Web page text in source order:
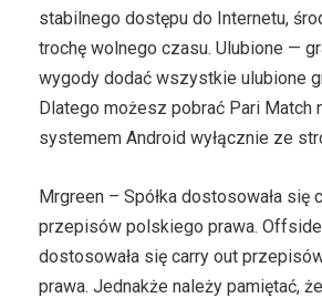
stabilnego dostępu do Internetu,
trochę wolnego czasu. Ulubione —
wygody dodać wszystkie ulubione
Dlatego możesz pobrać Pari Match
systemem Android wyłącznie ze
Mrgreen – Spółka dostosowała się
przepisów polskiego prawa.
dostosowała się carry out
prawa. Jednakże należy pamiętać,